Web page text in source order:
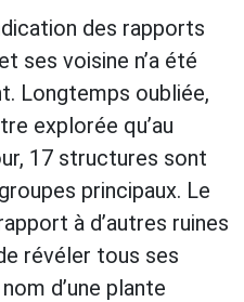
des rapports
ses voisine n’a été
Longtemps oubliée,
explorée qu’au
17 structures sont
principaux. Le
à d’autres ruines
révéler tous ses
d’une plante